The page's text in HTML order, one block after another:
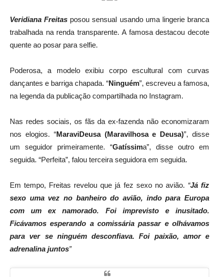
Veridiana Freitas posou sensual usando uma lingerie branca
trabalhada na renda transparente. A famosa destacou decote
quente ao posar para selfie.
Poderosa, a modelo exibiu corpo escultural com curvas
dançantes e barriga chapada. “Ninguém”, escreveu a famosa,
na legenda da publicação compartilhada no Instagram.
Nas redes sociais, os fãs da ex-fazenda não economizaram
nos elogios. “MaraviDeusa (Maravilhosa e Deusa)”, disse
um seguidor primeiramente. “Gatíssima”, disse outro em
seguida. “Perfeita”, falou terceira seguidora em seguida.
Em tempo, Freitas revelou que já fez sexo no avião. “Já fiz
sexo uma vez no banheiro do avião, indo para Europa
com um ex namorado. Foi imprevisto e inusitado.
Ficávamos esperando a comissária passar e olhávamos
para ver se ninguém desconfiava. Foi paixão, amor e
adrenalina juntos”